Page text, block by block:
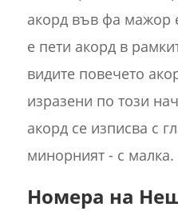
акорд във фа мажор
е пети акорд в
видите повечето
изразени по този
акорд се изписва с
минорният - с малка.
Номера на